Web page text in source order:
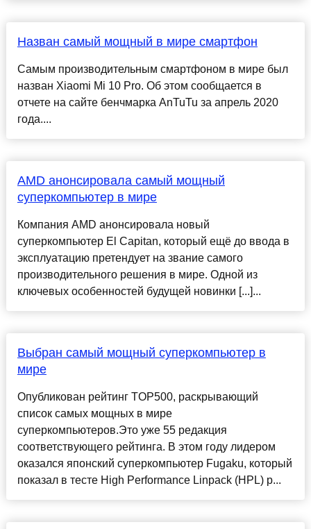
Назван самый мощный в мире смартфон
Самым производительным смартфоном в мире был
назван Xiaomi Mi 10 Pro. Об этом сообщается в
отчете на сайте бенчмарка AnTuTu за апрель 2020
года....
AMD анонсировала самый мощный
суперкомпьютер в мире
Компания AMD анонсировала новый
суперкомпьютер El Capitan, который ещё до ввода в
эксплуатацию претендует на звание самого
производительного решения в мире. Одной из
ключевых особенностей будущей новинки [...]...
Выбран самый мощный суперкомпьютер в
мире
Опубликован рейтинг TOP500, раскрывающий
список самых мощных в мире
суперкомпьютеров.Это уже 55 редакция
соответствующего рейтинга. В этом году лидером
оказался японский суперкомпьютер Fugaku, который
показал в тесте High Performance Linpack (HPL) р...